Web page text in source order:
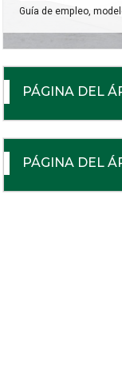
Guía de empleo,
PÁGINA DEL
PÁGINA DEL